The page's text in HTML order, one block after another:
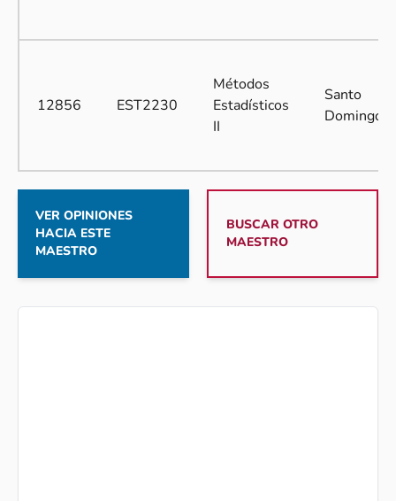
12856 EST2230
Métodos
Estadísticos
II
Santo
Domingo
VER OPINIONES
HACIA ESTE
MAESTRO
BUSCAR OTRO
MAESTRO